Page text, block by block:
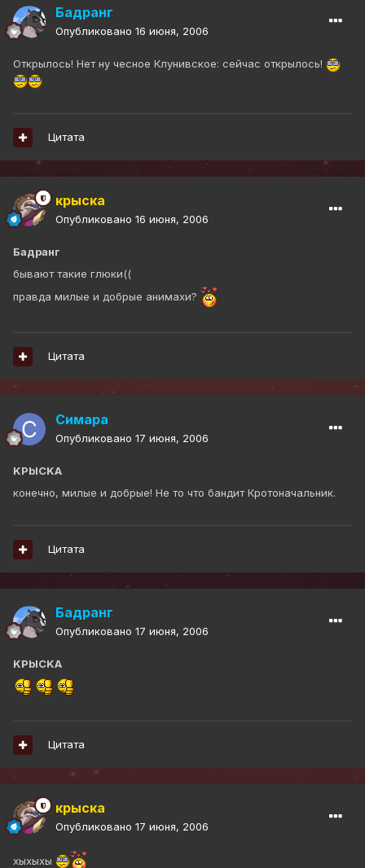
Бадранг
Опубликовано 16 июня, 2006
Открылось! Нет ну чесное Клунивское: сейчас открылось!
Цитата
крыска
Опубликовано 16 июня, 2006
Бадранг
бывают такие глюки((
правда милые и добрые анимахи?
Цитата
Симара
Опубликовано 17 июня, 2006
KPbICKA
конечно, милые и добрые! Не то что бандит Кротоначальник.
Цитата
Бадранг
Опубликовано 17 июня, 2006
KPbICKA
Цитата
крыска
Опубликовано 17 июня, 2006
хыхыхы